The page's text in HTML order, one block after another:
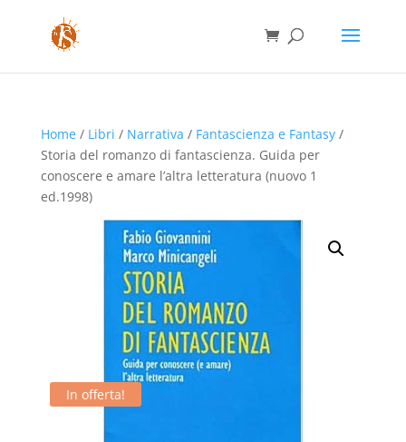
Home/ Libri / Narrativa / Fantascienza e Fantasy/
Storia del romanzo di fantascienza. Guida per
conoscere e amare l’altra letteratura (nuovo 1
ed.1998)
In offerta!